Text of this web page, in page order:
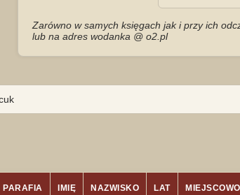
Zarówno w samych księgach jak i przy ich
lub na adres wodanka @ o2.pl
PARAFIA IMIĘ NAZWISKO LAT